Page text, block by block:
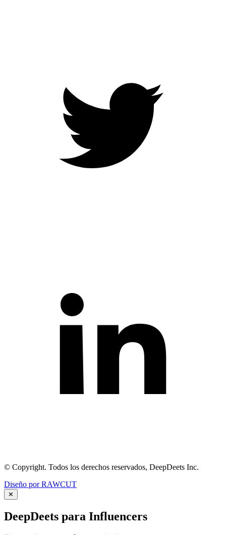
© Copyright. Todos los derechos reservados, DeepDeets Inc.
Diseño por RAWCUT
✕
DeepDeets para Influencers